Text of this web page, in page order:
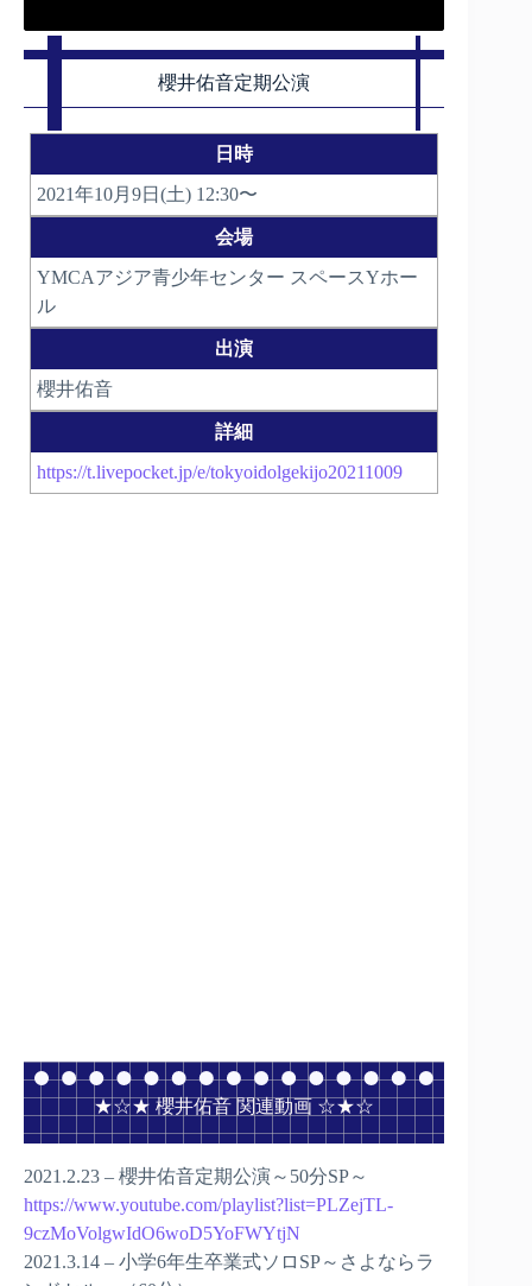
櫻井佑音定期公演
日時
2021年10月9日(土) 12:30〜
会場
YMCAアジア青少年センター スペースYホー
ル
出演
櫻井佑音
詳細
https://t.livepocket.jp/e/tokyoidolgekijo20211009
★☆★ 櫻井佑音 関連動画 ☆★☆
2021.2.23 – 櫻井佑音定期公演～50分SP～
https://www.youtube.com/playlist?list=PLZejTL-
9czMoVolgwIdO6woD5YoFWYtjN
2021.3.14 – 小学6年生卒業式ソロSP～さよならラ